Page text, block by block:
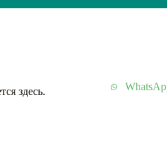
здесь.